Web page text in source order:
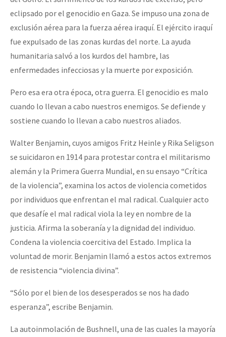
eclipsado por el genocidio en Gaza. Se impuso una zona de
exclusión aérea para la fuerza aérea iraquí. El ejército iraquí
fue expulsado de las zonas kurdas del norte. La ayuda
humanitaria salvó a los kurdos del hambre, las
enfermedades infecciosas y la muerte por exposición.
Pero esa era otra época, otra guerra. El genocidio es malo
cuando lo llevan a cabo nuestros enemigos. Se defiende y
sostiene cuando lo llevan a cabo nuestros aliados.
Walter Benjamin, cuyos amigos Fritz Heinle y Rika Seligson
se suicidaron en 1914 para protestar contra el militarismo
alemán y la Primera Guerra Mundial, en su ensayo “Crítica
de la violencia”, examina los actos de violencia cometidos
por individuos que enfrentan el mal radical. Cualquier acto
que desafíe el mal radical viola la ley en nombre de la
justicia. Afirma la soberanía y la dignidad del individuo.
Condena la violencia coercitiva del Estado. Implica la
voluntad de morir. Benjamin llamó a estos actos extremos
de resistencia “violencia divina”.
“Sólo por el bien de los desesperados se nos ha dado
esperanza”, escribe Benjamin.
La autoinmolación de Bushnell, una de las cuales la mayoría